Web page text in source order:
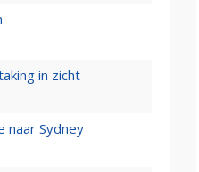
in zicht
naar Sydney